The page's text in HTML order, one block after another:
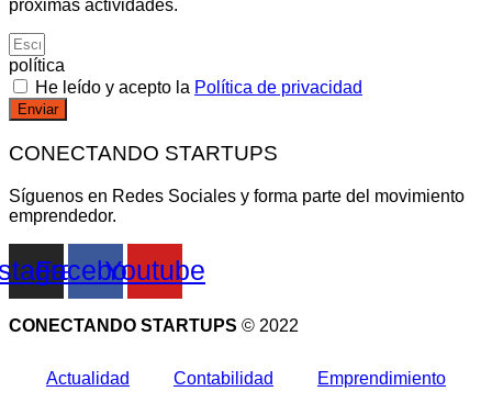
próximas actividades.
política
He leído y acepto la Política de privacidad
Enviar
CONECTANDO STARTUPS
Síguenos en Redes Sociales y forma parte del movimiento
emprendedor.
FacebookYoutube
CONECTANDO STARTUPS © 2022
Actualidad Contabilidad Emprendimiento